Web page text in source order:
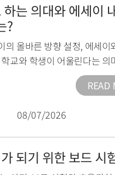
는 의대와 에세이
?
의 올바른 방향 설정, 에세이
학교와 학생이 어울린다는 의
READ
08/07/2026
되기 위한 보드 시